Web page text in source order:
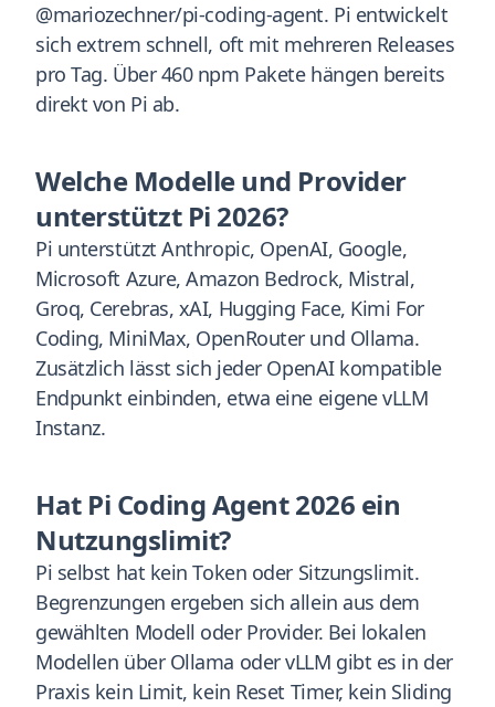
@mariozechner/pi-coding-agent. Pi entwickelt
sich extrem schnell, oft mit mehreren Releases
pro Tag. Über 460 npm Pakete hängen bereits
direkt von Pi ab.
Welche Modelle und Provider
unterstützt Pi 2026?
Pi unterstützt Anthropic, OpenAI, Google,
Microsoft Azure, Amazon Bedrock, Mistral,
Groq, Cerebras, xAI, Hugging Face, Kimi For
Coding, MiniMax, OpenRouter und Ollama.
Zusätzlich lässt sich jeder OpenAI kompatible
Endpunkt einbinden, etwa eine eigene vLLM
Instanz.
Hat Pi Coding Agent 2026 ein
Nutzungslimit?
Pi selbst hat kein Token oder Sitzungslimit.
Begrenzungen ergeben sich allein aus dem
gewählten Modell oder Provider. Bei lokalen
Modellen über Ollama oder vLLM gibt es in der
Praxis kein Limit, kein Reset Timer, kein Sliding